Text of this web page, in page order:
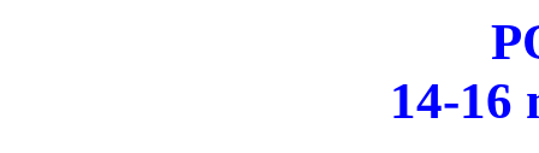
14-16